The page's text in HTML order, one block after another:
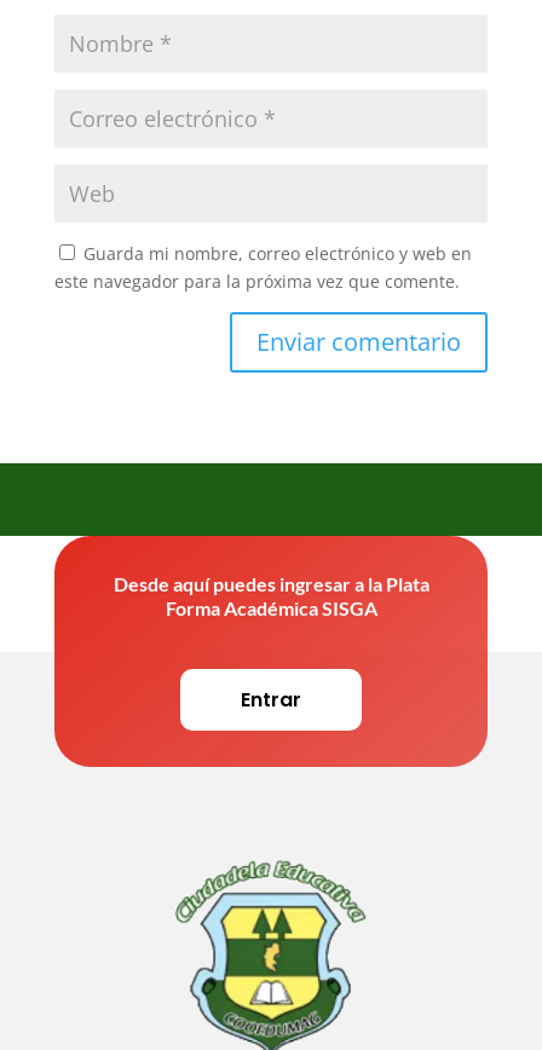
Guarda mi nombre, correo electrónico y web en
este navegador para la próxima vez que comente.
Desde aquí puedes ingresar a la Plata
Forma Académica SISGA
Entrar